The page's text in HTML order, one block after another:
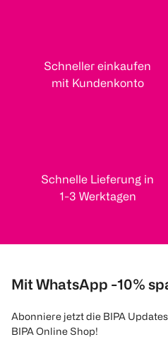
Schneller einkaufen
mit Kundenkonto
Schnelle Lieferung in
1-3 Werktagen
Mit WhatsApp -10%
Abonniere jetzt die BIPA
BIPA Online Shop!